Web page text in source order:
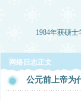
1984年获硕
网络日志正文
公元前上帝为